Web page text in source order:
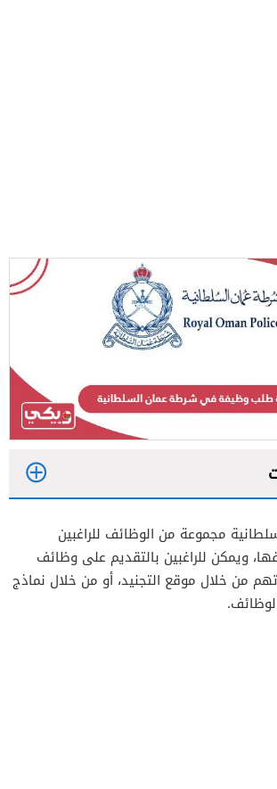
مجموعة من الوظائف للراغبين
ويمكن للراغبين بالتقديم على وظائف
من خلال موقع التجنيد، أو من خلال نماذج